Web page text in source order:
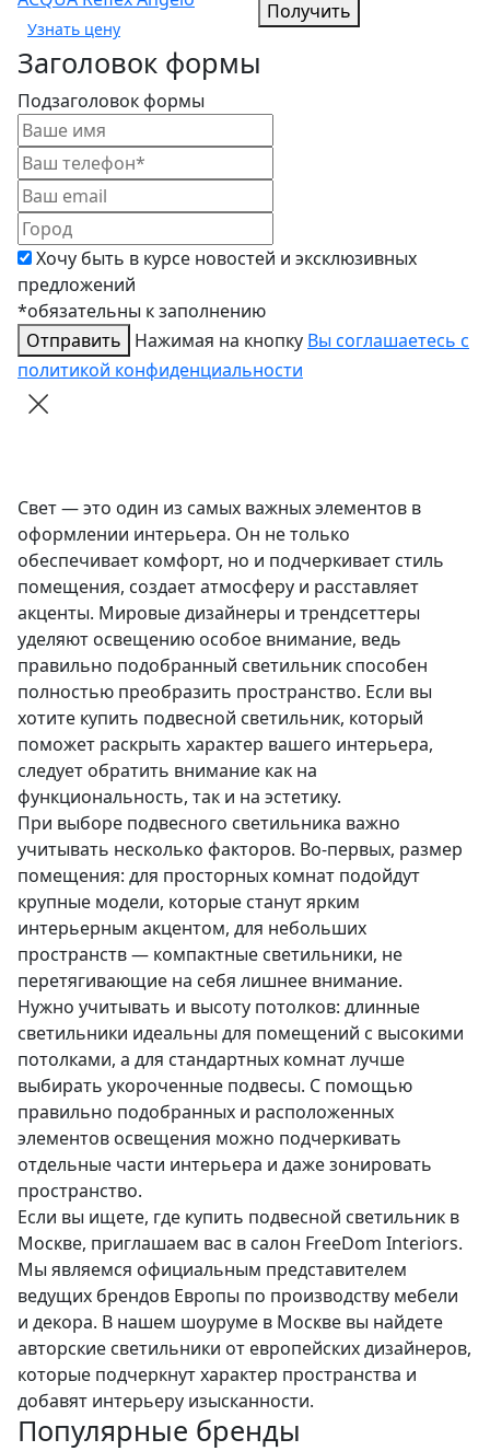
Получить
Заголовок формы
Подзаголовок формы
Хочу быть в курсе новостей и эксклюзивных
предложений
*обязательны к заполнению
Отправить
Нажимая на кнопку Вы соглашаетесь с
политикой конфиденциальности
Свет — это один из самых важных элементов в
оформлении интерьера. Он не только
обеспечивает комфорт, но и подчеркивает стиль
помещения, создает атмосферу и расставляет
акценты. Мировые дизайнеры и трендсеттеры
уделяют освещению особое внимание, ведь
правильно подобранный светильник способен
полностью преобразить пространство. Если вы
хотите купить подвесной светильник, который
поможет раскрыть характер вашего интерьера,
следует обратить внимание как на
функциональность, так и на эстетику.
При выборе подвесного светильника важно
учитывать несколько факторов. Во-первых, размер
помещения: для просторных комнат подойдут
крупные модели, которые станут ярким
интерьерным акцентом, для небольших
пространств — компактные светильники, не
перетягивающие на себя лишнее внимание.
Нужно учитывать и высоту потолков: длинные
светильники идеальны для помещений с высокими
потолками, а для стандартных комнат лучше
выбирать укороченные подвесы. С помощью
правильно подобранных и расположенных
элементов освещения можно подчеркивать
отдельные части интерьера и даже зонировать
пространство.
Если вы ищете, где купить подвесной светильник в
Москве, приглашаем вас в салон FreeDom Interiors.
Мы являемся официальным представителем
ведущих брендов Европы по производству мебели
и декора. В нашем шоуруме в Москве вы найдете
авторские светильники от европейских дизайнеров,
которые подчеркнут характер пространства и
добавят интерьеру изысканности.
Популярные бренды